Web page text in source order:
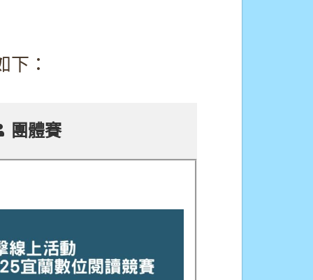
：
團體賽